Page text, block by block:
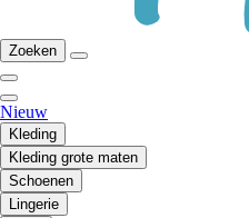
Zoeken
Nieuw
Kleding
Kleding grote maten
Schoenen
Lingerie